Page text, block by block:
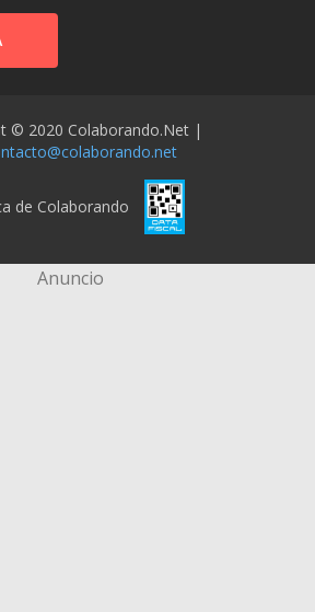
© 2020 Colaborando.net |
de Colaborando
Anuncio